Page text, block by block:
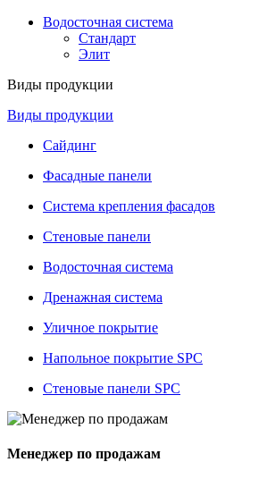
Водосточная система
Стандарт
Элит
Виды продукции
Виды продукции
Сайдинг
Фасадные панели
Система крепления фасадов
Стеновые панели
Водосточная система
Дренажная система
Уличное покрытие
Напольное покрытие SPC
Стеновые панели SPC
Менеджер по продажам